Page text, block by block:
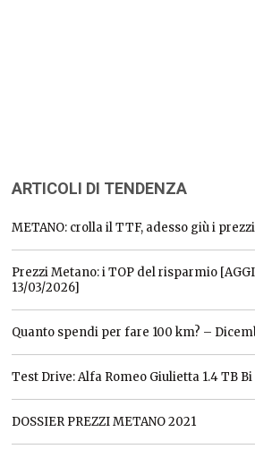
ARTICOLI DI TENDENZA
METANO: crolla il TTF, adesso giù i
Prezzi Metano: i TOP del risparmio
13/03/2026]
Quanto spendi per fare 100 km? –
Test Drive: Alfa Romeo Giulietta 1.4 TB
DOSSIER PREZZI METANO 2021